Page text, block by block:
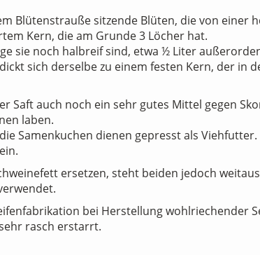
Blütenstrauße sitzende Blüten, die von einer
Kern, die am Grunde 3 Löcher hat.
sie noch halbreif sind, etwa ½ Liter
sich derselbe zu einem festen Kern, der in
Saft auch noch ein sehr gutes Mittel gegen
laben.
Samenkuchen dienen gepresst als Viehfutter.
ersetzen, steht beiden jedoch
bei Herstellung wohlriechender
rasch erstarrt.